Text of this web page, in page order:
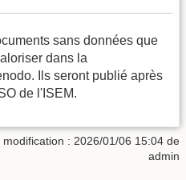
sans données que
dans la
Ils seront publié après
de l'ISEM.
modification : 2026/01/06 15:04 de
admin